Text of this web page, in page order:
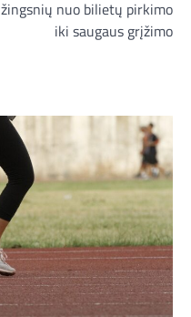
žingsnių nuo bilietų pirkimo
iki saugaus grįžimo